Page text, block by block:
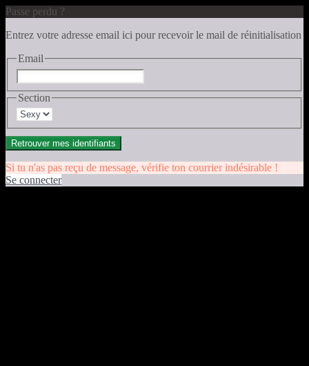
Passe perdu ?
Entrez votre adresse email ici pour recevoir le mail de réinitialisation
Email
Section
Retrouver mes identifiants
Si tu n'as pas reçu de message, vérifie ton courrier indésirable !
Se connecter